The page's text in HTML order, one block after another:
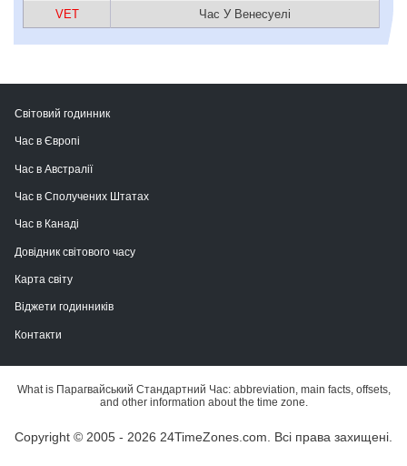
VET
Час У Венесуелі
Світовий годинник
Час в Європі
Час в Австралії
Час в Сполучених Штатах
Час в Канаді
Довідник світового часу
Карта світу
Віджети годинників
Контакти
What is Парагвайський Стандартний Час: abbreviation, main facts, offsets,
and other information about the time zone.
Copyright © 2005 - 2026 24TimeZones.com. Всі права захищені.